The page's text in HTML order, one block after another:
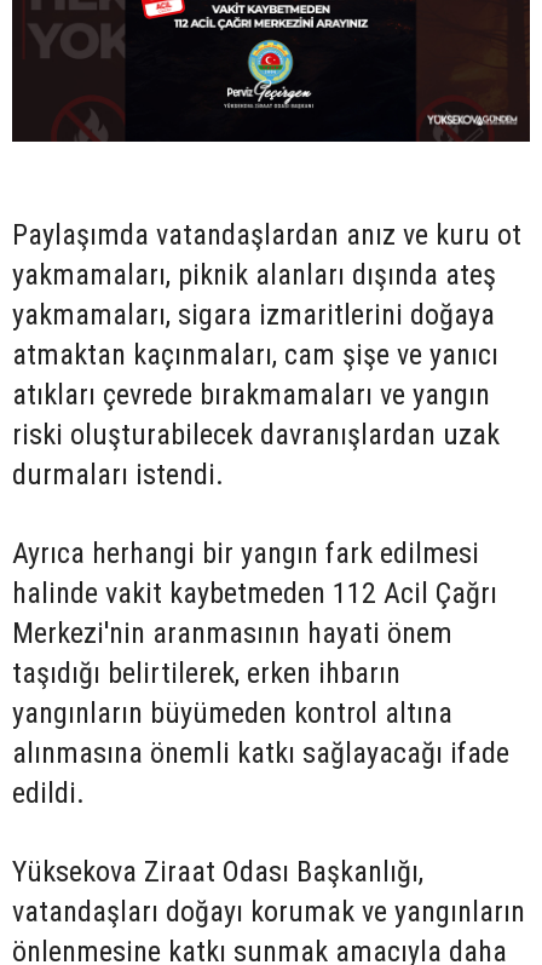
Paylaşımda vatandaşlardan anız ve kuru ot
yakmamaları, piknik alanları dışında ateş
yakmamaları, sigara izmaritlerini doğaya
atmaktan kaçınmaları, cam şişe ve yanıcı
atıkları çevrede bırakmamaları ve yangın
riski oluşturabilecek davranışlardan uzak
durmaları istendi.
Ayrıca herhangi bir yangın fark edilmesi
halinde vakit kaybetmeden 112 Acil Çağrı
Merkezi'nin aranmasının hayati önem
taşıdığı belirtilerek, erken ihbarın
yangınların büyümeden kontrol altına
alınmasına önemli katkı sağlayacağı ifade
edildi.
Yüksekova Ziraat Odası Başkanlığı,
vatandaşları doğayı korumak ve yangınların
önlenmesine katkı sunmak amacıyla daha